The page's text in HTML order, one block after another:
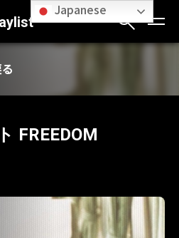
FREEDOM
Japanese